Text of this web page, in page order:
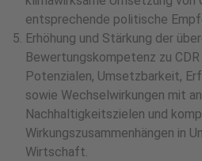
entsprechende politische
Erhöhung und Stärkung der
Bewertungskompetenz zu
Potenzialen, Umsetzbarkeit,
sowie Wechselwirkungen mit
Nachhaltigkeitszielen und
Wirkungszusammenhängen in
Wirtschaft.